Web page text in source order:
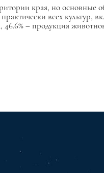
края, но
всех
46.6% – продукция